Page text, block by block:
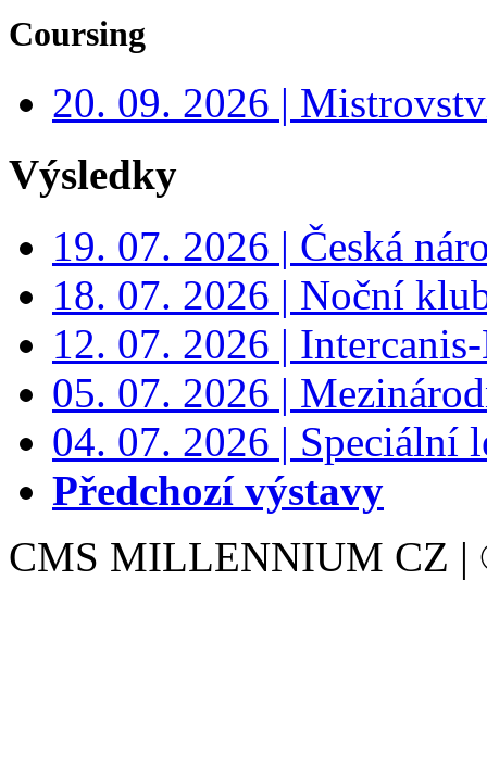
Coursing
20. 09. 2026 |
Výsledky
19. 07. 2026 | Česká
18. 07. 2026 | Noční
12. 07. 2026 |
05. 07. 2026 |
04. 07. 2026 | Speciální
Předchozí výstavy
CMS MILLENNIUM CZ |